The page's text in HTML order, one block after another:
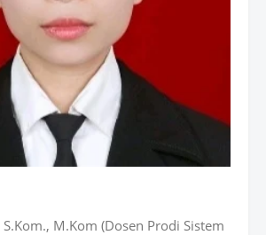
M.Kom (Dosen Prodi Sistem